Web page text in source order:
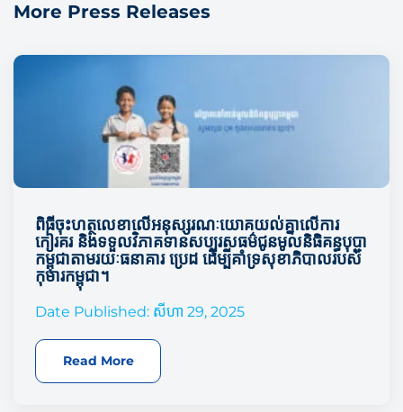
More Press Releases
ពិធីចុះហត្ថលេខាលើអនុស្សរណៈយោគយល់គ្នាលើការ
កៀរគរ និងទទួលវិភាគទានសប្បុរសធម៌ជូនមូលនិធិគន្ធបុប្ជា
កម្ពុជាតាមរយៈធនាគារ ប្រេដ ដើម្បីគាំទ្រសុខាភិបាលរបស់
កុមារកម្ពុជា។
Date Published: សីហា 29, 2025
Read More